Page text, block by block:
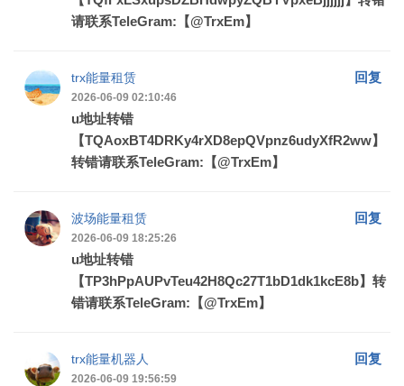
请联系TeleGram:【@TrxEm】
trx能量租赁 回复
2026-06-09 02:10:46
u地址转错
【TQAoxBT4DRKy4rXD8epQVpnz6udyXfR2ww】
转错请联系TeleGram:【@TrxEm】
波场能量租赁 回复
2026-06-09 18:25:26
u地址转错
【TP3hPpAUPvTeu42H8Qc27T1bD1dk1kcE8b】转
错请联系TeleGram:【@TrxEm】
trx能量机器人 回复
2026-06-09 19:56:59